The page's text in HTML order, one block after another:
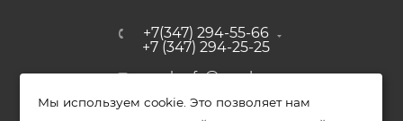
+7(347) 294-55-66
+7 (347) 294-25-25
upak-ufa@yandex.ru
Уфимский район, с. Зубово, ул.
Мы используем cookie. Это позволяет нам